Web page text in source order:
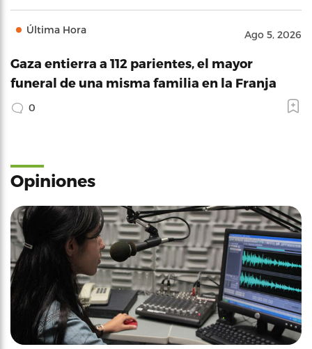
Última Hora Ago 5, 2026
Gaza entierra a 112 parientes, el mayor
funeral de una misma familia en la Franja
0
Opiniones